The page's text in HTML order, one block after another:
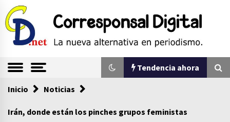
Saltar
al
contenido
Corresponsal
Digital
La nueva alternativa en periodismo
Tendencia ahora
Tendencia ahora
Inicio Noticias
Irán, donde están los pinches grupos feministas